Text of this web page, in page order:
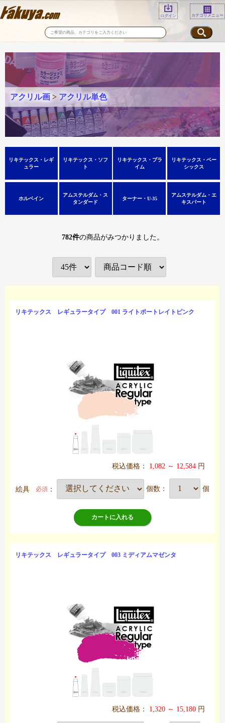
ログイン カテゴリメニュー
アクリル画 > アクリル単色
リキテックス・レギ
ュラー
リキテックス・ソフ
ト
リキテックス・プラ
イム
リキテックス・ベー
シックス
ホルベイン
アムステルダム・ス
タンダード
ターナー・U-35
アムステルダム・エ
キスパート
782件の商品がみつかりました。
リキテックス レギュラータイプ 001 ライトポートレイトピンク
税込価格： 1,082 ～ 12,584 円
絵具 必須 ： 個数： 個
カートに入れる
リキテックス レギュラータイプ 003 ミディアムマゼンタ
税込価格： 1,320 ～ 15,180 円